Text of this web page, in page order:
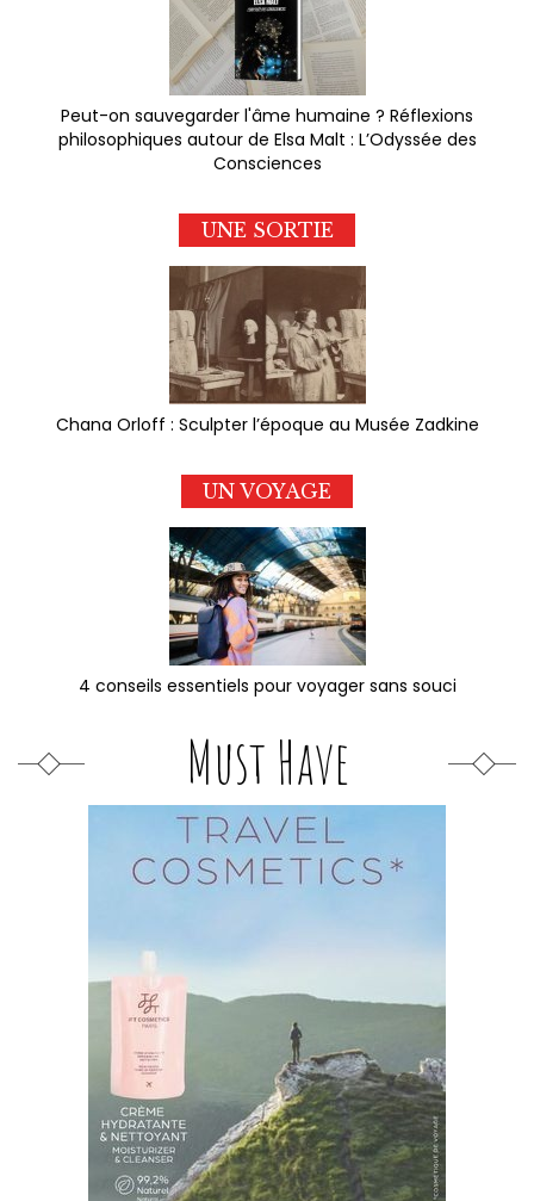
Peut-on sauvegarder l'âme humaine ? Réflexions
philosophiques autour de Elsa Malt : L’Odyssée des
Consciences
UNE SORTIE
Chana Orloff : Sculpter l’époque au Musée Zadkine
UN VOYAGE
4 conseils essentiels pour voyager sans souci
Must Have